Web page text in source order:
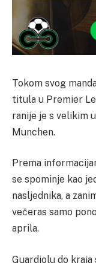
Tokom svog
titula u Premier
ranije je s velikim
Munchen.
Prema
se spominje kao
nasljednika, a
večeras samo
aprila.
Guardiolu do kraja